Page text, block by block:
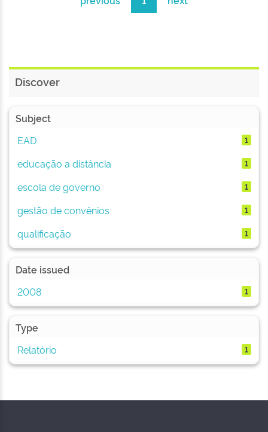
Discover
Subject
EAD
1
educação a distância 1
escola de governo 1
gestão de convênios 1
qualificação 1
Date issued
2008
1
Type
Relatório
1